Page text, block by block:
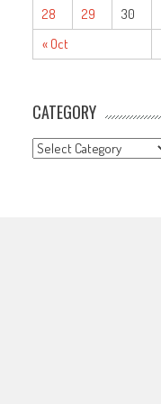
« Oct
28 29 30
CATEGORY
CATEGORY